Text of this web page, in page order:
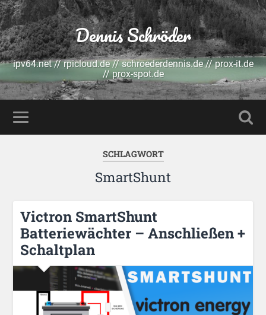
Dennis Schröder
ipv64.net // rpicloud.de // schroederdennis.de // prox-it.de
// prox-spot.de
SCHLAGWORT
SmartShunt
Victron SmartShunt
Batteriewächter – Anschließen +
Schaltplan